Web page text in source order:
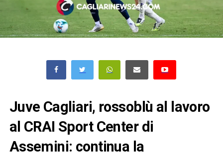
Juve Cagliari, rossoblù al lavoro
al CRAI Sport Center di
Assemini: continua la